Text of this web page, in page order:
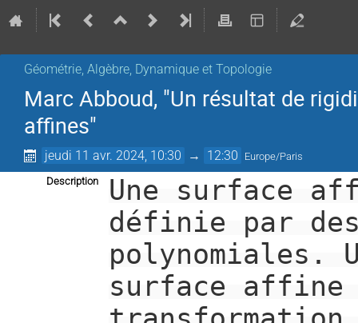
Géométrie, Algèbre, Dynamique et Topologie
Marc Abboud, "Un résultat de
affines"
jeudi 11 avr. 2024, 10:30 → 12:30 Europe/Paris
Description
Une surface
définie par
polynomiales.
surface affine